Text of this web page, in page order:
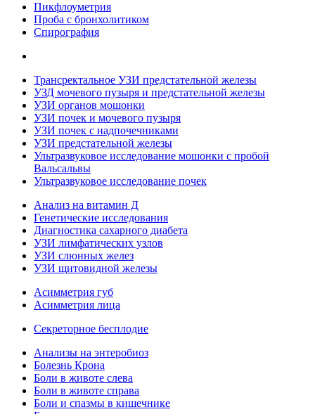
Пикфлоуметрия
Проба с бронхолитиком
Спирография
Трансректальное УЗИ предстательной железы
УЗД мочевого пузыря и предстательной железы
УЗИ органов мошонки
УЗИ почек и мочевого пузыря
УЗИ почек с надпочечниками
УЗИ предстательной железы
Ультразвуковое исследование мошонки с пробой
Вальсальвы
Ультразвуковое исследование почек
Анализ на витамин Д
Генетические исследования
Диагностика сахарного диабета
УЗИ лимфатических узлов
УЗИ слюнных желез
УЗИ щитовидной железы
Асимметрия губ
Асимметрия лица
Секреторное бесплодие
Анализы на энтеробиоз
Болезнь Крона
Боли в животе слева
Боли в животе справа
Боли и спазмы в кишечнике